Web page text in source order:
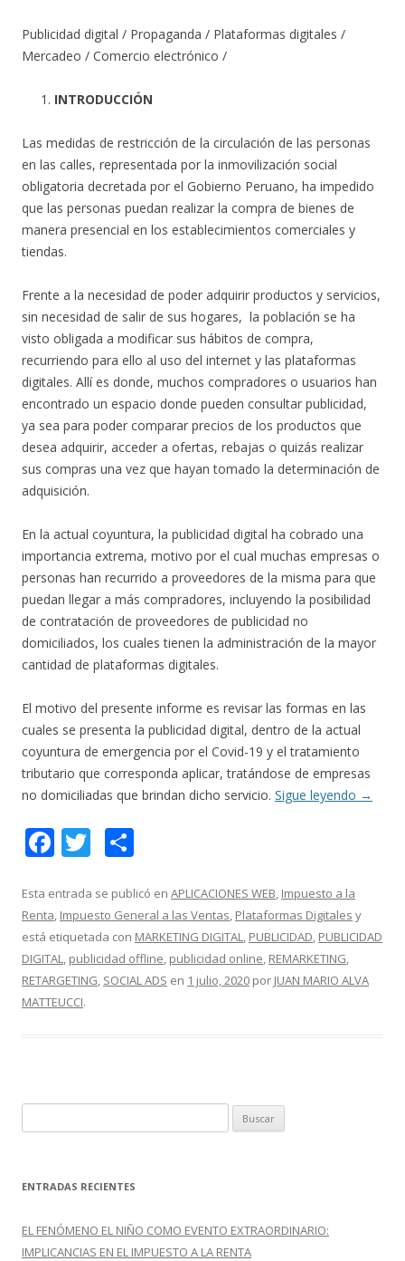
Publicidad digital / Propaganda / Plataformas digitales /
Mercadeo / Comercio electrónico /
INTRODUCCIÓN
Las medidas de restricción de la circulación de las personas
en las calles, representada por la inmovilización social
obligatoria decretada por el Gobierno Peruano, ha impedido
que las personas puedan realizar la compra de bienes de
manera presencial en los establecimientos comerciales y
tiendas.
Frente a la necesidad de poder adquirir productos y servicios,
sin necesidad de salir de sus hogares, la población se ha
visto obligada a modificar sus hábitos de compra,
recurriendo para ello al uso del internet y las plataformas
digitales. Allí es donde, muchos compradores o usuarios han
encontrado un espacio donde pueden consultar publicidad,
ya sea para poder comparar precios de los productos que
desea adquirir, acceder a ofertas, rebajas o quizás realizar
sus compras una vez que hayan tomado la determinación de
adquisición.
En la actual coyuntura, la publicidad digital ha cobrado una
importancia extrema, motivo por el cual muchas empresas o
personas han recurrido a proveedores de la misma para que
puedan llegar a más compradores, incluyendo la posibilidad
de contratación de proveedores de publicidad no
domiciliados, los cuales tienen la administración de la mayor
cantidad de plataformas digitales.
El motivo del presente informe es revisar las formas en las
cuales se presenta la publicidad digital, dentro de la actual
coyuntura de emergencia por el Covid-19 y el tratamiento
tributario que corresponda aplicar, tratándose de empresas
no domiciliadas que brindan dicho servicio. Sigue leyendo →
F
e
b
o
o
k
T
itt
er
m
p
ar
ti
Esta entrada se publicó en APLICACIONES WEB, Impuesto a la
Renta, Impuesto General a las Ventas, Plataformas Digitales y
está etiquetada con MARKETING DIGITAL, PUBLICIDAD, PUBLICIDAD
DIGITAL, publicidad offline, publicidad online, REMARKETING,
RETARGETING, SOCIAL ADS en 1 julio, 2020 por JUAN MARIO ALVA
MATTEUCCI.
u
c
r
:
ENTRADAS RECIENTES
EL FENÓMENO EL NIÑO COMO EVENTO EXTRAORDINARIO:
IMPLICANCIAS EN EL IMPUESTO A LA RENTA